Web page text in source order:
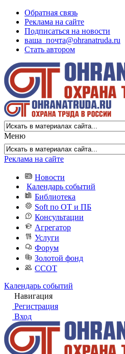
Обратная связь
Реклама на сайте
Подписаться на новости
ваша_почта@ohranatruda.ru
Стать автором
Меню
Реклама на сайте
Новости
Календарь событий
Библиотека
Soft по ОТ и ПБ
Консультации
Агрегатор
Услуги
Форум
Золотой фонд
ССОТ
Календарь событий
Навигация
Регистрация
Вход